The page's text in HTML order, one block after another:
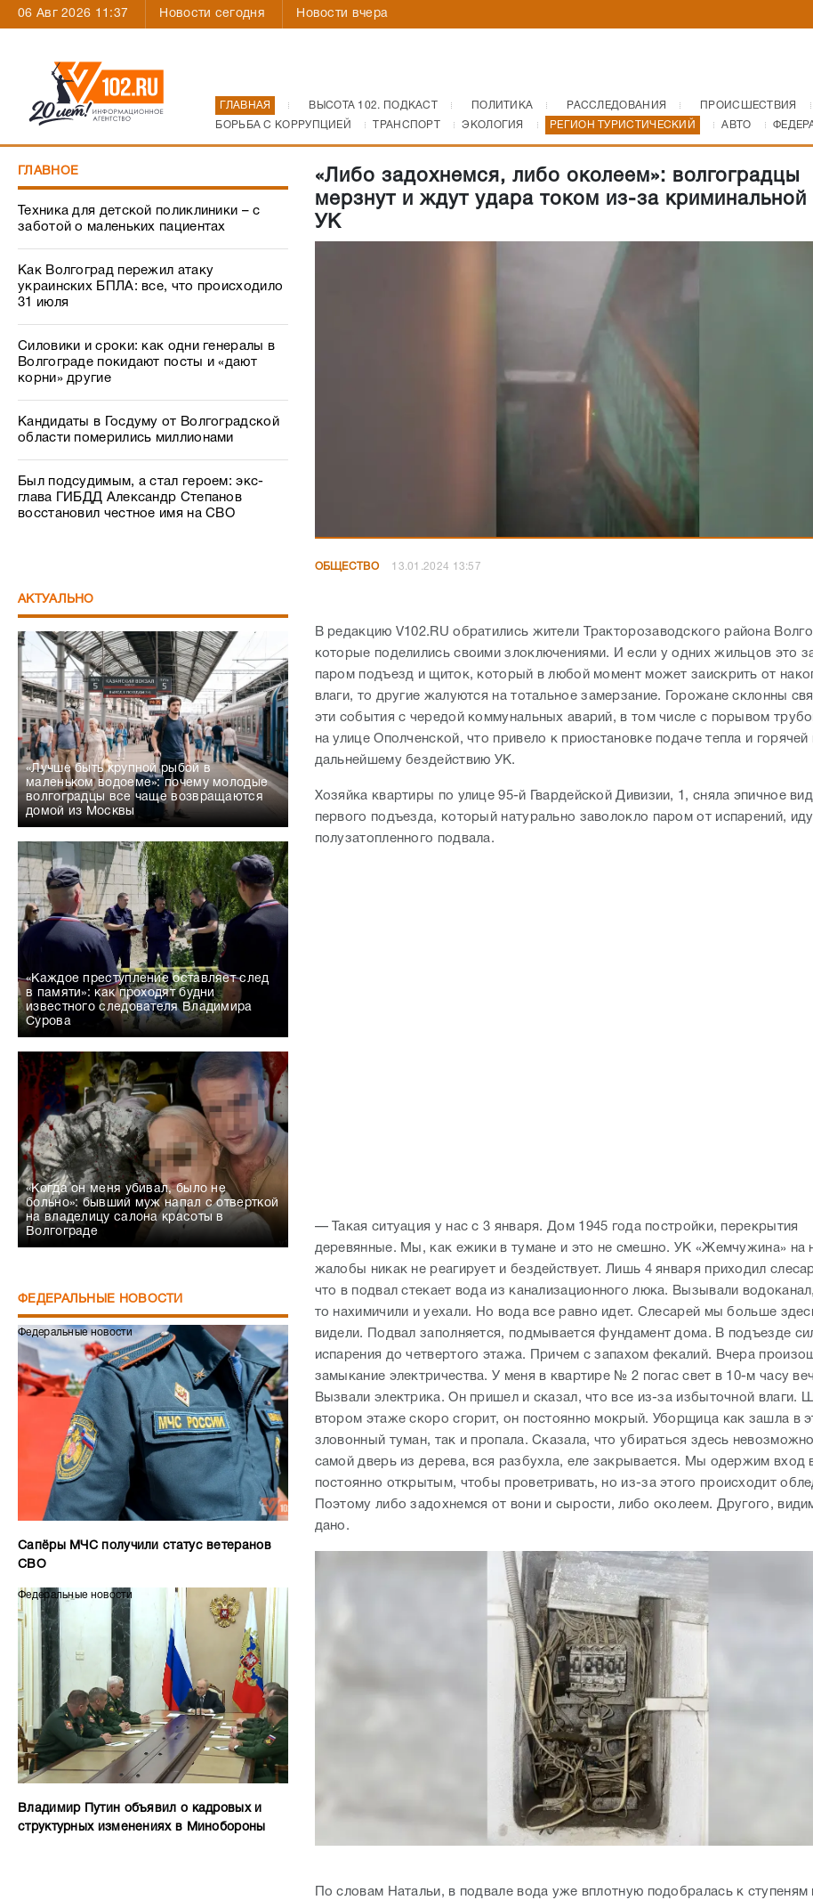
06 Авг 2026 11:37 Новости сегодня Новости вчера
ГЛАВНАЯ ВЫСОТА 102. ПОДКАСТ ПОЛИТИКА РАССЛЕДОВАНИЯ ПРОИСШЕСТВИЯ
БОРЬБА С КОРРУПЦИЕЙ
ТРАНСПОРТ ЭКОЛОГИЯ РЕГИОН ТУРИСТИЧЕСКИЙ АВТО
ГЛАВНОЕ
Техника для детской поликлиники – с
заботой о маленьких пациентах
Как Волгоград пережил атаку
украинских БПЛА: все, что происходило
31 июля
Силовики и сроки: как одни генералы в
Волгограде покидают посты и «дают
корни» другие
Кандидаты в Госдуму от Волгоградской
области померились миллионами
Был подсудимым, а стал героем: экс-
глава ГИБДД Александр Степанов
восстановил честное имя на СВО
АКТУАЛЬНО
«Лучше быть крупной рыбой в
маленьком водоеме»: почему молодые
волгоградцы все чаще возвращаются
домой из Москвы
«Каждое преступление оставляет след
в памяти»: как проходят будни
известного следователя Владимира
Сурова
«Когда он меня убивал, было не
больно»: бывший муж напал с отверткой
на владелицу салона красоты в
Волгограде
ФЕДЕРАЛЬНЫЕ НОВОСТИ
Федеральные новости
Сапёры МЧС получили статус ветеранов
СВО
Федеральные новости
Владимир Путин объявил о кадровых и
структурных изменениях в Минобороны
«Либо задохнемся, либо околеем»: волгоградцы
мерзнут и ждут удара током из-за криминальной
УК
ОБЩЕСТВО 13.01.2024 13:57
В редакцию V102.RU обратились жители Тракторозаводского района
которые поделились своими злоключениями. И если у одних жильцов это
паром подъезд и щиток, который в любой момент может заискрить от
влаги, то другие жалуются на тотальное замерзание. Горожане склонны
эти события с чередой коммунальных аварий, в том числе с порывом
на улице Ополченской, что привело к приостановке подаче тепла и
дальнейшему бездействию УК.
Хозяйка квартиры по улице 95-й Гвардейской Дивизии, 1, сняла эпичное
первого подъезда, который натурально заволокло паром от испарений,
полузатопленного подвала.
— Такая ситуация у нас с 3 января. Дом 1945 года постройки, перекрытия
деревянные. Мы, как ежики в тумане и это не смешно. УК «Жемчужина» на
жалобы никак не реагирует и бездействует. Лишь 4 января приходил
что в подвал стекает вода из канализационного люка. Вызывали
то нахимичили и уехали. Но вода все равно идет. Слесарей мы больше
видели. Подвал заполняется, подмывается фундамент дома. В подъезде
испарения до четвертого этажа. Причем с запахом фекалий. Вчера
замыкание электричества. У меня в квартире № 2 погас свет в 10-м часу
Вызвали электрика. Он пришел и сказал, что все из-за избыточной влаги.
втором этаже скоро сгорит, он постоянно мокрый. Уборщица как зашла в
зловонный туман, так и пропала. Сказала, что убираться здесь
самой дверь из дерева, вся разбухла, еле закрывается. Мы одержим вход
постоянно открытым, чтобы проветривать, но из-за этого происходит
Поэтому либо задохнемся от вони и сырости, либо околеем. Другого,
дано.
По словам Натальи, в подвале вода уже вплотную подобралась к ступеням